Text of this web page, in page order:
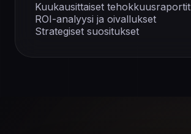
Kuukausittaiset tehokkuusraportit
ROI-analyysi ja oivallukset
Strategiset suositukset